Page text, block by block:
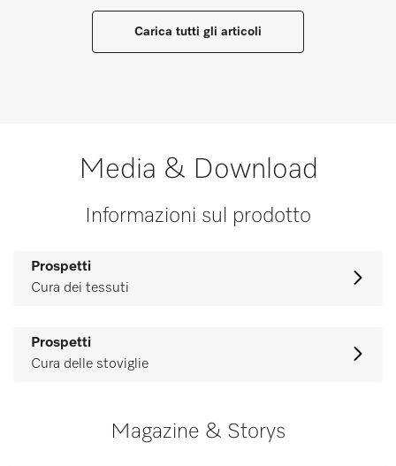
Carica tutti gli articoli
Media & Download
Informazioni sul prodotto
Prospetti
Cura dei tessuti
Prospetti
Cura delle stoviglie
Magazine & Storys